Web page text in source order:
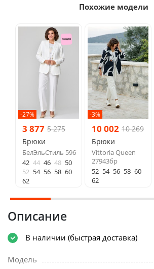
Похожие модели
-27%
3 877 5 275
Брюки
БелЭльСтиль 596
42 44 46 48 50
52 54 56 58 60
62
-3%
10 002 10 269
Брюки
Vittoria Queen
27943бр
52 54 56 58 60
62
Описание
В наличии (быстрая доставка)
Модель